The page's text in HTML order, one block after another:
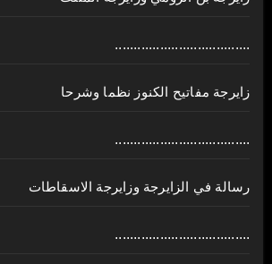
....................................
زايرجة مفاتيح الكنوز نظما وشرحا
....................................
رسالة في الزايرجة وزايرجة الاسقاطات
....................................